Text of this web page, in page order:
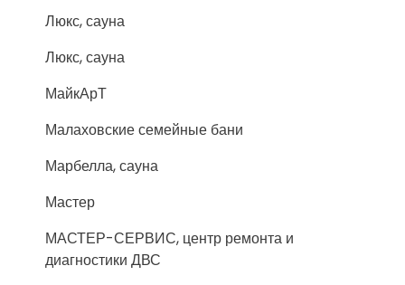
Люкс, сауна
Люкс, сауна
МайкАрТ
Малаховские семейные бани
Марбелла, сауна
Мастер
МАСТЕР-СЕРВИС, центр ремонта и
диагностики ДВС